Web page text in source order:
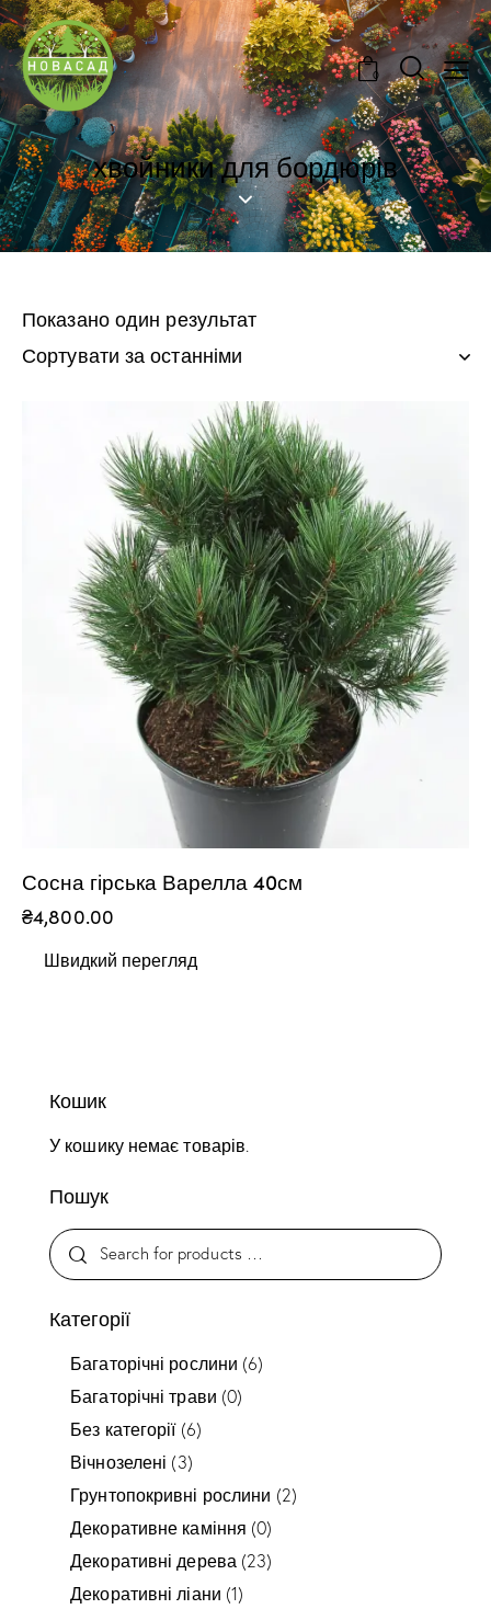
0
хвойники для бордюрів
Показано один результат
Сосна гірська Варелла 40см
₴4,800.00
Швидкий перегляд
Кошик
У кошику немає товарів.
Пошук
Категорії
Багаторічні рослини (6)
Багаторічні трави (0)
Без категорії (6)
Вічнозелені (3)
Грунтопокривні рослини (2)
Декоративне каміння (0)
Декоративні дерева (23)
Декоративні ліани (1)